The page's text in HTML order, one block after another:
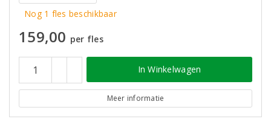
Nog 1 fles beschikbaar
159,00 per fles
In Winkelwagen
Meer informatie